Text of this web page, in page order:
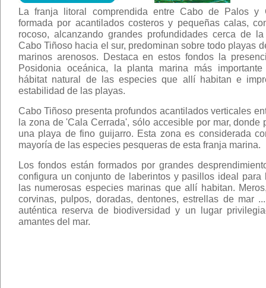
La franja litoral comprendida entre Cabo de Palos y
formada por acantilados costeros y pequeñas calas,
rocoso, alcanzando grandes profundidades cerca de
Cabo Tiñoso hacia el sur, predominan sobre todo playas
marinos arenosos. Destaca en estos fondos la
Posidonia oceánica, la planta marina más importante
hábitat natural de las especies que allí habitan e
estabilidad de las playas.
Cabo Tiñoso presenta profundos acantilados verticales
la zona de 'Cala Cerrada', sólo accesible por mar, donde
una playa de fino guijarro. Esta zona es considerada
mayoría de las especies pesqueras de esta franja marina.
Los fondos están formados por grandes
configura un conjunto de laberintos y pasillos ideal para
las numerosas especies marinas que allí habitan.
corvinas, pulpos, doradas, dentones, estrellas de mar
auténtica reserva de biodiversidad y un lugar
amantes del mar.